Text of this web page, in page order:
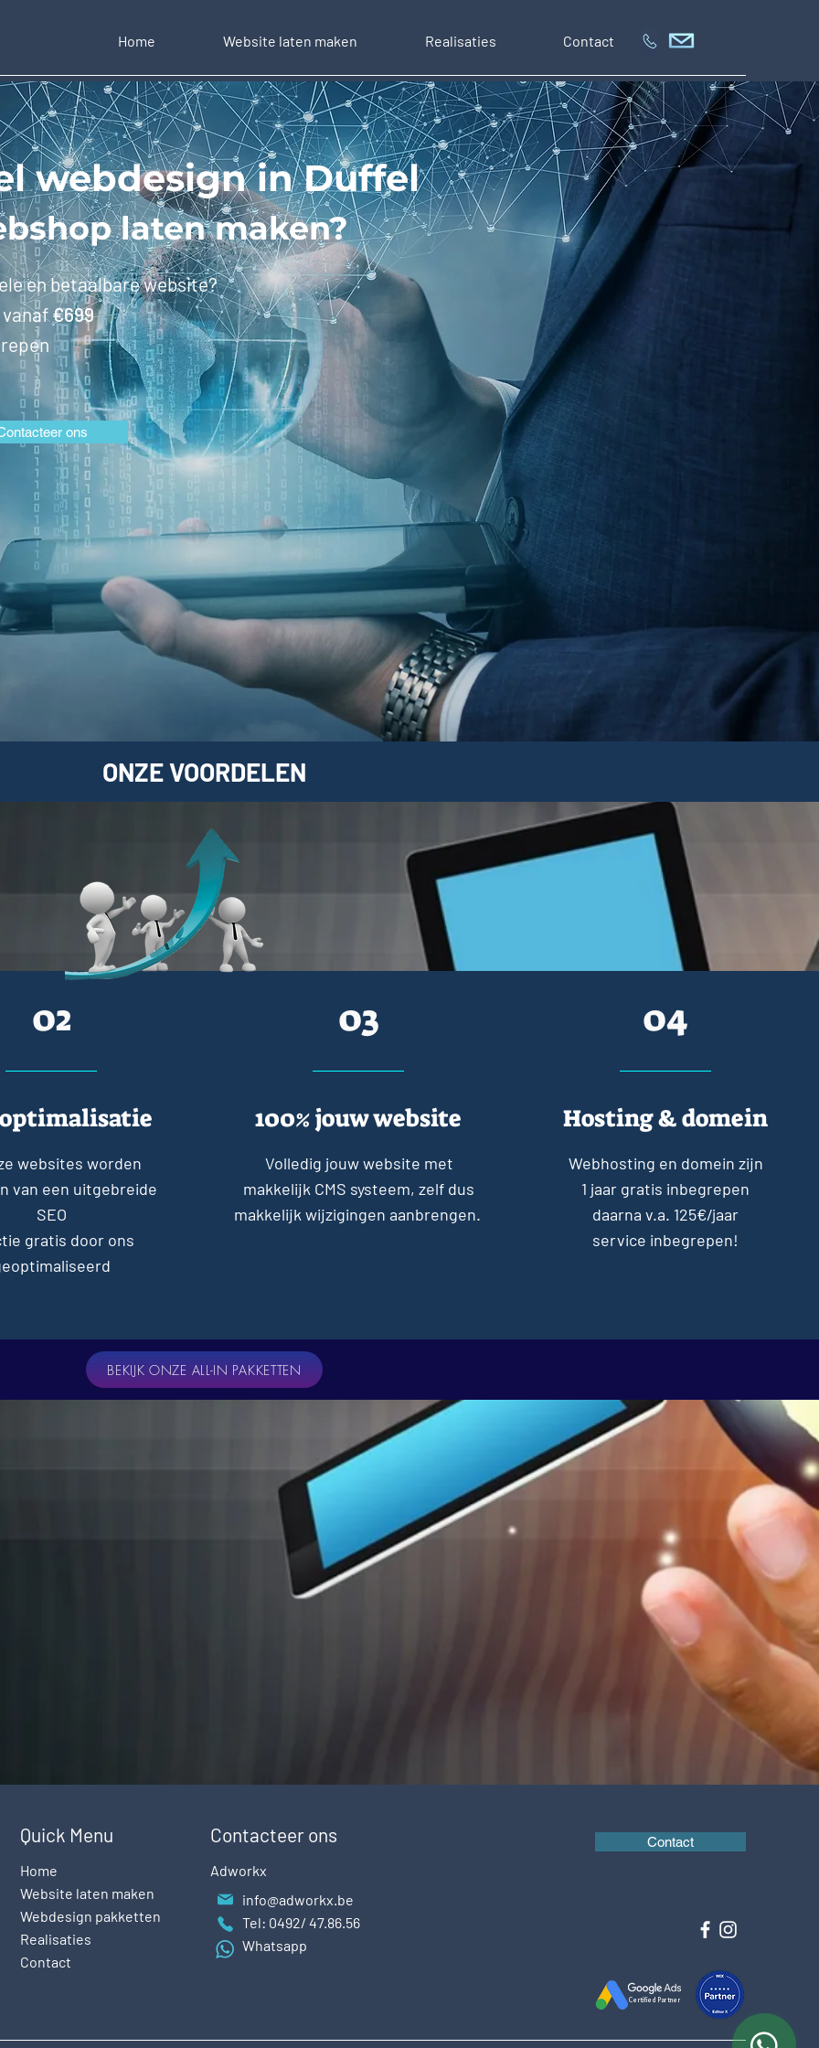
Home Website laten maken Realisaties Contact
webdesign in Duffel
laten maken?
en betaalbare website?
€699
ons
ONZE VOORDELEN
02
optimalisatie
websites worden
van een uitgebreide
SEO
gratis door ons
03
100% jouw website
Volledig jouw website met
makkelijk CMS systeem, zelf dus
makkelijk wijzigingen aanbrengen.
04
Hosting & domein
Webhosting en domein zijn
1 jaar gratis inbegrepen
daarna v.a. 125€/jaar
service inbegrepen!
BEKIJK ONZE ALL-IN PAKKETTEN
Quick Menu
Home
Website laten maken
Webdesign pakketten
Realisaties
Contact
Contacteer ons
Adworkx
info@adworkx.be
Tel: 0492/ 47.86.56
Whatsapp
Contact
Certified Partner